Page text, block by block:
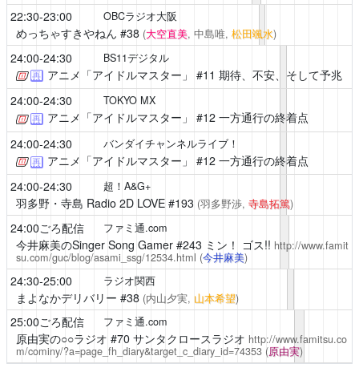
22:30-23:00 OBCラジオ大阪
めっちゃすきやねん #38 (大空直美, 中島唯, 松田颯水)
24:00-24:30 BS11デジタル
再 アニメ「アイドルマスター」 #11 期待、不安、そして予兆
24:00-24:30
TOKYO MX
再 アニメ「アイドルマスター」 #12 一方通行の終着点
24:00-24:30
バンダイチャンネルライブ！
再 アニメ「アイドルマスター」 #12 一方通行の終着点
24:00-24:30
超！A&G+
羽多野・寺島 Radio 2D LOVE#193 (羽多野渉, 寺島拓篤)
24:00ごろ配信 ファミ通.com
今井麻美のSinger Song Gamer#243 ミン！ ゴス!! http://www.famit
su.com/guc/blog/asami_ssg/12534.html (今井麻美)
24:30-25:00 ラジオ関西
まよなかデリバリー #38 (内山夕実, 山本希望)
25:00ごろ配信 ファミ通.com
原由実の○○ラジオ #70 サンタクロースラジオ http://www.famitsu.co
m/cominy/?a=page_fh_diary&target_c_diary_id=74353 (原由実)